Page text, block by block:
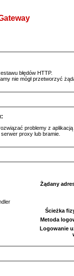
błędów HTTP.
nie mógł przetworzyć
problemy z
proxy lub bramie.
Żądany
Ścieżka
Metoda
Logowanie